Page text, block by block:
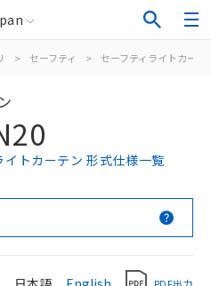
> セーフティ > セーフティライトカー
イトカーテン 形式仕様一覧
PDF出力